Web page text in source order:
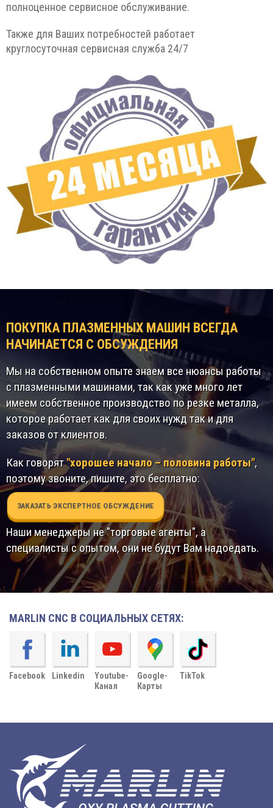
полноценное сервисное обслуживание.
Также для Ваших потребностей работает
круглосуточная сервисная служба 24/7
ПОКУПКА ПЛАЗМЕННЫХ МАШИН ВСЕГДА
НАЧИНАЕТСЯ С ОБСУЖДЕНИЯ
Мы на собственном опыте знаем все нюансы работы
с плазменными машинами, так как уже много лет
имеем собственное производство по резке металла,
которое работает как для своих нужд так и для
заказов от клиентов.
Как говорят"хорошее начало – половина работы",
поэтому звоните, пишите, это бесплатно:
ЗАКАЗАТЬ ЭКСПЕРТНОЕ ОБСУЖДЕНИЕ
Наши менеджеры не "торговые агенты", а
специалисты с опытом, они не будут Вам надоедать.
MARLIN CNC В СОЦИАЛЬНЫХ СЕТЯХ:
Facebook Linkedin
Youtube-
Канал
Google-
Карты
TikTok